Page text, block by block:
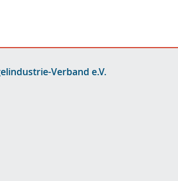
Verband e.V.